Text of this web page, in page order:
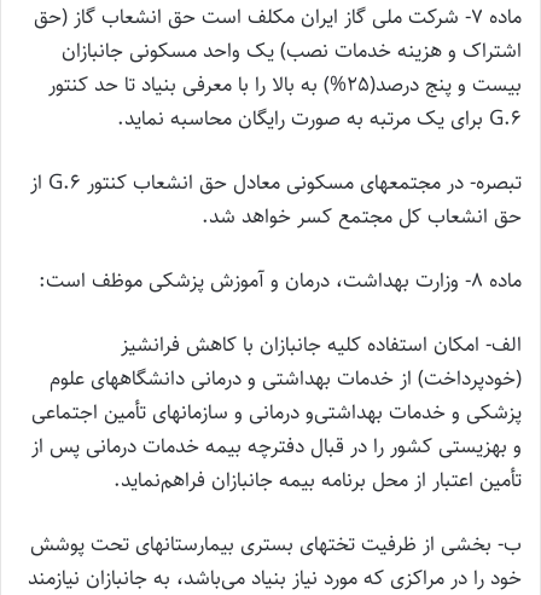
‌ماده 7- شرکت ملی گاز ایران مکلف است حق انشعاب گاز (‌حق
اشتراک و هزینه خدمات نصب) یک واحد مسکونی جانبازان
بیست و پنج درصد(25%) به بالا را با معرفی بنیاد تا حد کنتور
G.6 برای یک مرتبه به صورت رایگان محاسبه نماید.
‌تبصره- در مجتمعهای مسکونی معادل حق انشعاب کنتور G.6 از
حق انشعاب کل مجتمع کسر خواهد شد.
ماده 8- وزارت بهداشت، درمان و آموزش پزشکی موظف است:
‌الف- امکان استفاده کلیه جانبازان با کاهش فرانشیز
(‌خودپرداخت) از خدمات بهداشتی و درمانی دانشگاههای علوم
پزشکی و خدمات بهداشتی‌و درمانی و سازمانهای تأمین اجتماعی
و بهزیستی کشور را در قبال دفترچه بیمه خدمات درمانی پس از
تأمین اعتبار از محل برنامه بیمه جانبازان فراهم‌نماید.
ب- بخشی از ظرفیت تختهای بستری بیمارستانهای تحت پوشش
خود را در مراکزی که مورد نیاز بنیاد می‌باشد، به جانبازان نیازمند